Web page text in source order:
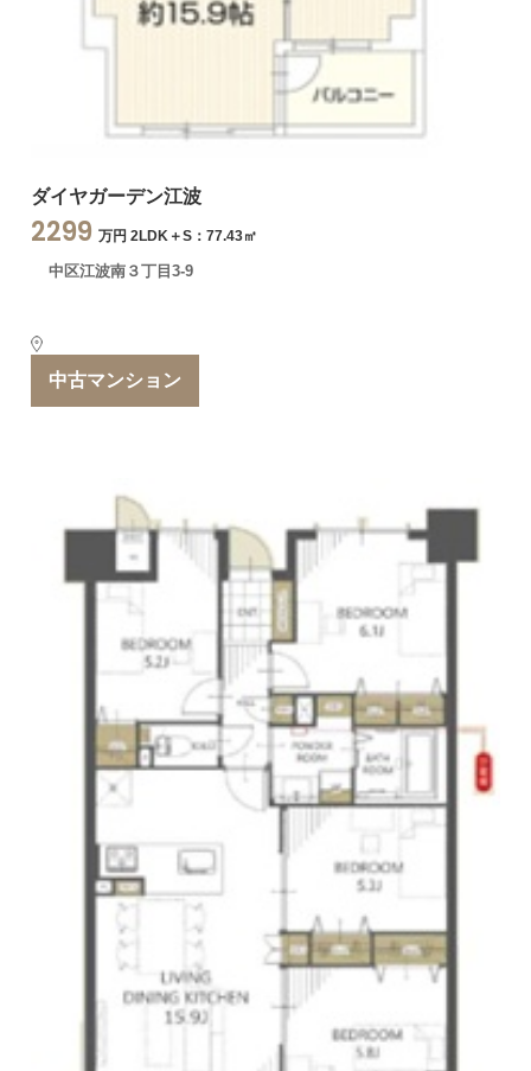
ダイヤガーデン江波
2299 万円 2LDK＋S：77.43㎡
中区江波南３丁目3-9
中古マンション